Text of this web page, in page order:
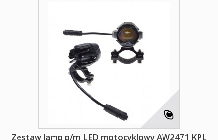
Zestaw lamp p/m LED motocyklowy AW2471 KPL